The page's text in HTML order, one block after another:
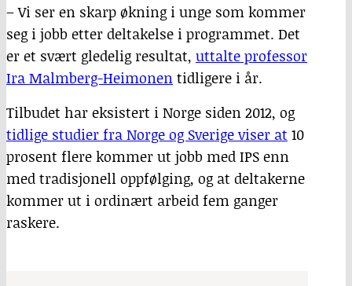
– Vi ser en skarp økning i unge som kommer
seg i jobb etter deltakelse i programmet. Det
er et svært gledelig resultat, uttalte professor
Ira Malmberg-Heimonentidligere i år.
Tilbudet har eksistert i Norge siden 2012, og
tidlige studier fra Norge og Sverige viser at 10
prosent flere kommer ut jobb med IPS enn
med tradisjonell oppfølging, og at deltakerne
kommer ut i ordinært arbeid fem ganger
raskere.